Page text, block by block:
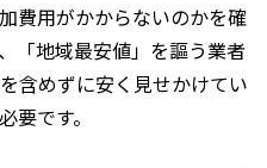
費用がかからないのかを確
「地域最安値」を謳う業者
含めずに安く見せかけてい
要です。